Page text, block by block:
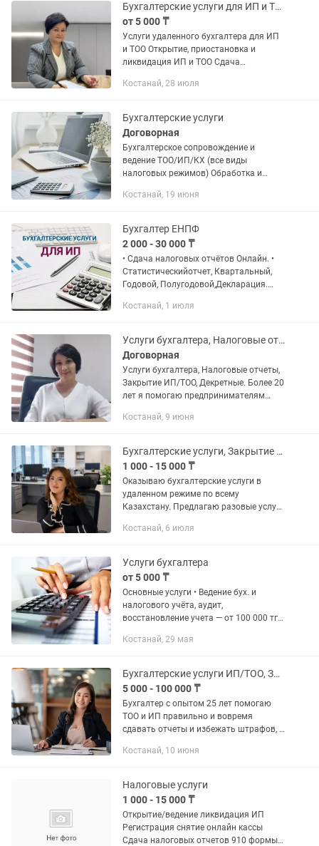
Бухгалтерские услуги для ИП и ТОО
от 5 000 ₸
Услуги удаленного бухгалтера для ИП
и ТОО Открытие, приостановка и
ликвидация ИП и ТОО Сдача
ошибок ф100.00, ф200.00, ф300.00,
Костанай, 28 июля
Бухгалтерские услуги
Договорная
Бухгалтерское сопровождение и
ведение ТОО/ИП/КХ (все виды
налоговых режимов) Обработка и
документации (в том числе разноска в
Костанай, 19 июня
Бухгалтер ЕНПФ
2 000 - 30 000 ₸
• Сдача налоговых отчётов Онлайн. •
Статистическийотчет, Квартальный,
Годовой, Полугодовой,Декларация.
Изменение регистрац данных ИП,ТОО
Костанай, 1 июля
Услуги бухгалтера, Налоговые отчеты, Закрытие ИП/ТОО, Декретные.
Договорная
Услуги бухгалтера, Налоговые отчеты,
Закрытие ИП/ТОО, Декретные. Более 20
лет я помогаю предпринимателям
предоставляя полный спектр услуг для
Костанай, 9 июня
Бухгалтерские услуги, Закрытие ИП,ТОО, Декларация, Отчеты, Разблокировка сч
1 000 - 15 000 ₸
Оказываю бухгалтерские услуги в
удаленном режиме по всему
Казахстану. Предлагаю разовые услуги
Открытие/Приостановление/
СНТ,...
Костанай, 6 июля
Услуги бухгалтера
от 5 000 ₸
Основные услуги • Ведение бух. и
налогового учёта, аудит,
восстановление учета — от 100 000 тг •
ИП — 5 000 тг / ТОО — 10 000 тг •
Костанай, 29 мая
Бухгалтерские услуги ИП/ТОО, Закрытие ИП, ЭСФ, СНТ
5 000 - 100 000 ₸
Бухгалтер с опытом 25 лет помогаю
ТОО и ИП правильно и вовремя
сдавать отчеты и избежать штрафов, а
сокращать расходы, оптимизировать
Костанай, 10 июня
Налоговые услуги
1 000 - 15 000 ₸
Открытие/ведение ликвидация ИП
Регистрация снятие онлайн кассы
Сдача налоговых отчетов 910 формы